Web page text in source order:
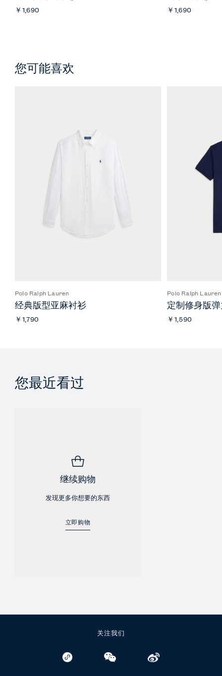
￥1,690 ￥1,690
您可能喜欢
Polo Ralph Lauren
经典版型亚麻衬衫
￥1,790
Polo Ralph Lauren
定制修身版
￥1,590
您最近看过
继续购物
发现更多你想要的东西
立即购物
关注我们